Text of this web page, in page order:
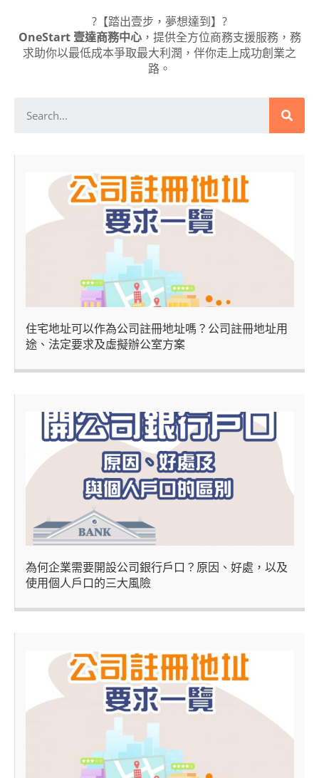
?【踏出壹步，夢想達到】?
OneStart 壹達商務中心，提供全方位商務支援服務，務
求助你以最低成本爭取最大利潤，伴你走上成功創業之
路。
住宅地址可以作為公司註冊地址嗎？公司註冊地址用
途、法定要求及虛擬辦公室方案
為何企業需要開設公司銀行戶口？原因、好處，以及
使用個人戶口的三大風險